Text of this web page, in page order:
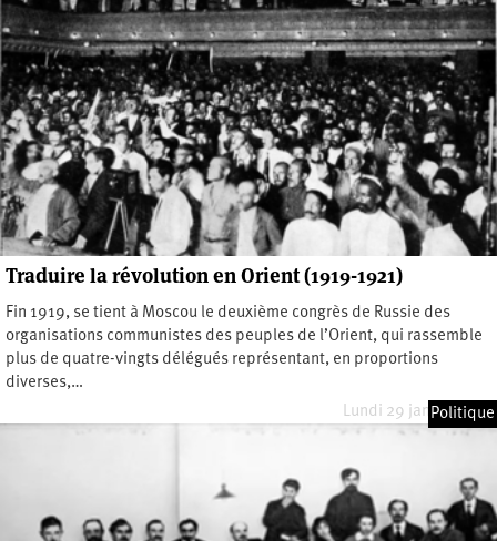
Traduire la révolution en Orient (1919-1921)
Fin 1919, se tient à Moscou le deuxième congrès de Russie des
organisations communistes des peuples de l’Orient, qui rassemble
plus de quatre-vingts délégués représentant, en proportions
diverses,…
Lundi 29 janvier 2024
Politique